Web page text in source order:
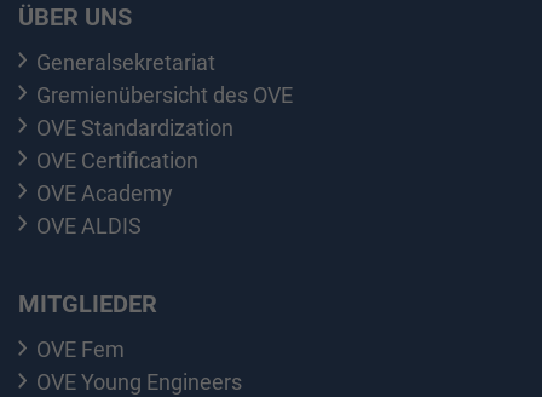
ÜBER UNS
Generalsekretariat
Gremienübersicht des OVE
OVE Standardization
OVE Certification
OVE Academy
OVE ALDIS
MITGLIEDER
OVE Fem
OVE Young Engineers